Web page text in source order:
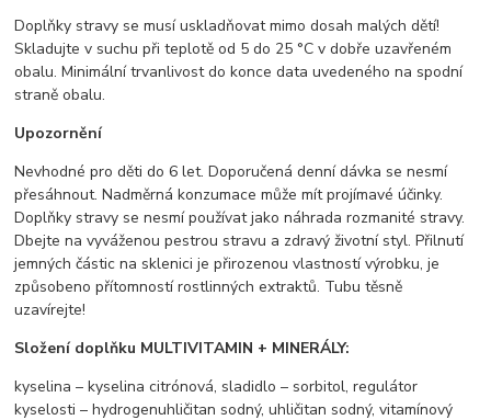
Doplňky stravy se musí uskladňovat mimo dosah malých dětí!
Skladujte v suchu při teplotě od 5 do 25 °C v dobře uzavřeném
obalu. Minimální trvanlivost do konce data uvedeného na spodní
straně obalu.
Upozornění
Nevhodné pro děti do 6 let. Doporučená denní dávka se nesmí
přesáhnout. Nadměrná konzumace může mít projímavé účinky.
Doplňky stravy se nesmí používat jako náhrada rozmanité stravy.
Dbejte na vyváženou pestrou stravu a zdravý životní styl. Přilnutí
jemných částic na sklenici je přirozenou vlastností výrobku, je
způsobeno přítomností rostlinných extraktů. Tubu těsně
uzavírejte!
Složení doplňku MULTIVITAMIN + MINERÁLY:
kyselina – kyselina citrónová, sladidlo – sorbitol, regulátor
kyselosti – hydrogenuhličitan sodný, uhličitan sodný, vitamínový